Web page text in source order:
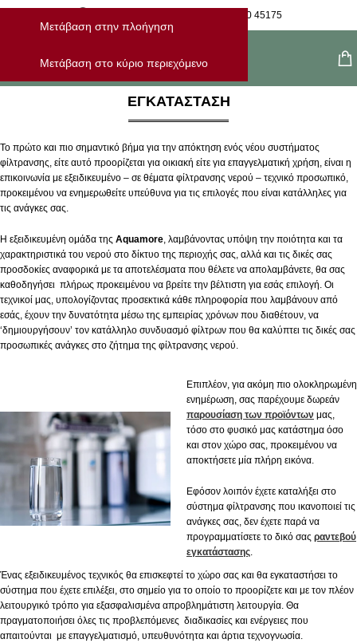
Μετάβαση στην πλοήγηση
Μετάβαση στο κύριο περιεχόμενο
28210 45175
Μενού
ΕΓΚΑΤΑΣΤΑΣΗ
Το πρώτο και πιο σημαντικό βήμα για την απόκτηση ενός νέου συστήματος
φίλτρανσης, είτε αυτό προορίζεται για οικιακή είτε για επαγγελματική χρήση, είναι η
επικοινωνία με εξειδικευμένο – σε θέματα φίλτρανσης νερού – τεχνικό προσωπικό,
προκειμένου να ενημερωθείτε υπεύθυνα για τις επιλογές που είναι κατάλληλες για
τις ανάγκες σας.
Η εξειδικευμένη ομάδα της Aquamore, λαμβάνοντας υπόψη την ποιότητα και τα
χαρακτηριστικά του νερού στο δίκτυο της περιοχής σας, αλλά και τις δικές σας
προσδοκίες αναφορικά με τα αποτελέσματα που θέλετε να απολαμβάνετε, θα σας
καθοδηγήσει πλήρως προκειμένου να βρείτε την βέλτιστη για εσάς επιλογή. Οι
τεχνικοί μας, υπολογίζοντας προσεκτικά κάθε πληροφορία που λαμβάνουν από
εσάς, έχουν την δυνατότητα μέσω της εμπειρίας χρόνων που διαθέτουν, να
‘δημιουργήσουν’ τον κατάλληλο συνδυασμό φίλτρων που θα καλύπτει τις δικές σας
προσωπικές ανάγκες στο ζήτημα της φίλτρανσης νερού.
Επιπλέον, για ακόμη πιο ολοκληρωμένη
ενημέρωση, σας παρέχουμε δωρεάν
παρουσίαση των προϊόντων μας,
τόσο στο φυσικό μας κατάστημα όσο
και στον χώρο σας, προκειμένου να
αποκτήσετε μία πλήρη εικόνα.
Εφόσον λοιπόν έχετε καταλήξει στο
σύστημα φίλτρανσης που ικανοποιεί τις
ανάγκες σας, δεν έχετε παρά να
προγραμματίσετε το δικό σας ραντεβού
εγκατάστασης.
Ένας εξειδικευμένος τεχνικός θα επισκεφτεί το χώρο σας και θα εγκαταστήσει το
σύστημα που έχετε επιλέξει, στο σημείο για το οποίο το προορίζετε και με τον πλέον
λειτουργικό τρόπο για εξασφαλισμένα απροβλημάτιστη λειτουργία. Θα
πραγματοποιήσει όλες τις προβλεπόμενες διαδικασίες και ενέργειες που
απαιτούνται με επαγγελματισμό, υπευθυνότητα και άρτια τεχνογνωσία.